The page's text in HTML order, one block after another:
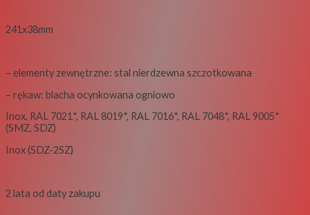
241x38mm
– elementy zewnętrzne: stal nierdzewna szczotkowana
– rękaw: blacha ocynkowana ogniowo
Inox, RAL 7021*, RAL 8019*, RAL 7016*, RAL 7048*, RAL 9005*
(SMZ, SDZ)
Inox (SDZ-2SZ)
2 lata od daty zakupu